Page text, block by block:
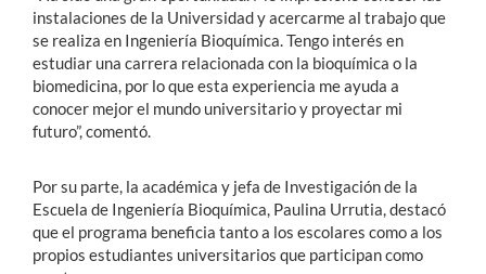
instalaciones de la Universidad y acercarme al trabajo que
se realiza en Ingeniería Bioquímica. Tengo interés en
estudiar una carrera relacionada con la bioquímica o la
biomedicina, por lo que esta experiencia me ayuda a
conocer mejor el mundo universitario y proyectar mi
futuro”, comentó.
Por su parte, la académica y jefa de Investigación de la
Escuela de Ingeniería Bioquímica, Paulina Urrutia, destacó
que el programa beneficia tanto a los escolares como a los
propios estudiantes universitarios que participan como